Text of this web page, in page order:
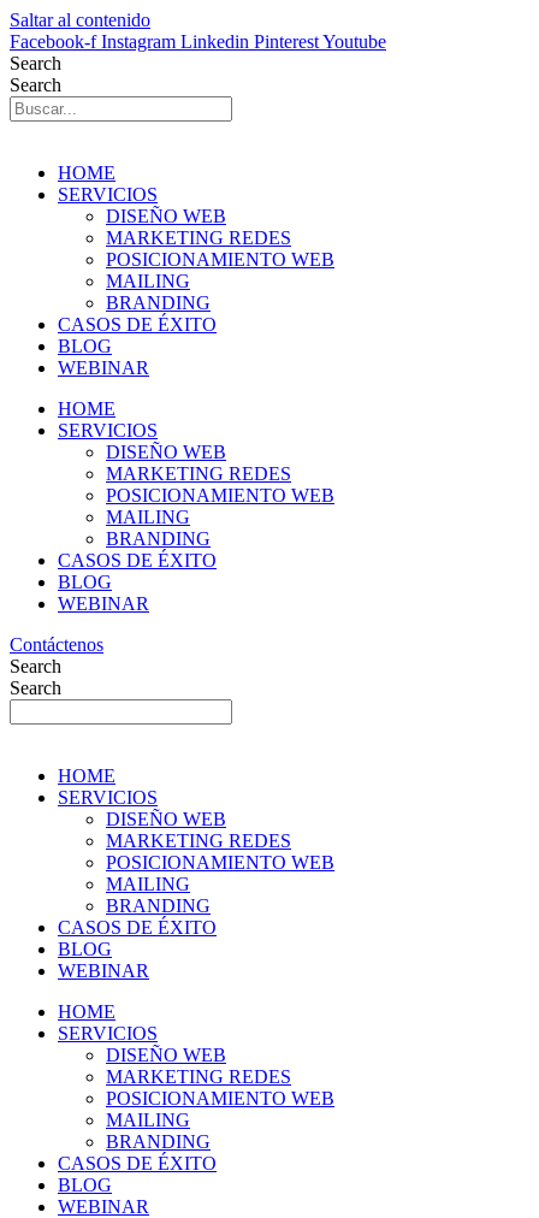
Saltar al contenido
Facebook-f Instagram Linkedin PinterestYoutube
Search
Search
HOME
SERVICIOS
DISEÑO WEB
MARKETING REDES
POSICIONAMIENTO WEB
MAILING
BRANDING
CASOS DE ÉXITO
BLOG
WEBINAR
HOME
SERVICIOS
DISEÑO WEB
MARKETING REDES
POSICIONAMIENTO WEB
MAILING
BRANDING
CASOS DE ÉXITO
BLOG
WEBINAR
Contáctenos
Search
Search
HOME
SERVICIOS
DISEÑO WEB
MARKETING REDES
POSICIONAMIENTO WEB
MAILING
BRANDING
CASOS DE ÉXITO
BLOG
WEBINAR
HOME
SERVICIOS
DISEÑO WEB
MARKETING REDES
POSICIONAMIENTO WEB
MAILING
BRANDING
CASOS DE ÉXITO
BLOG
WEBINAR